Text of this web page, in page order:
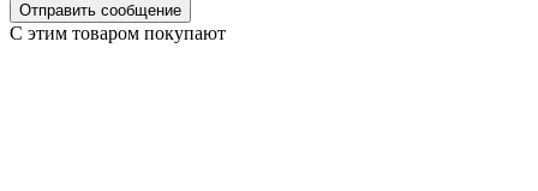
Отправить сообщение
C этим товаром покупают